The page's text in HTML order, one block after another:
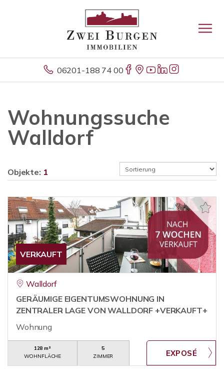
06201-188 74 00
Wohnungssuche
Walldorf
Objekte: 1
VERKAUFT
Walldorf
GERÄUMIGE EIGENTUMSWOHNUNG IN
ZENTRALER LAGE VON WALLDORF +VERKAUFT+
Wohnung
128 m²
WOHNFLÄCHE
5
ZIMMER